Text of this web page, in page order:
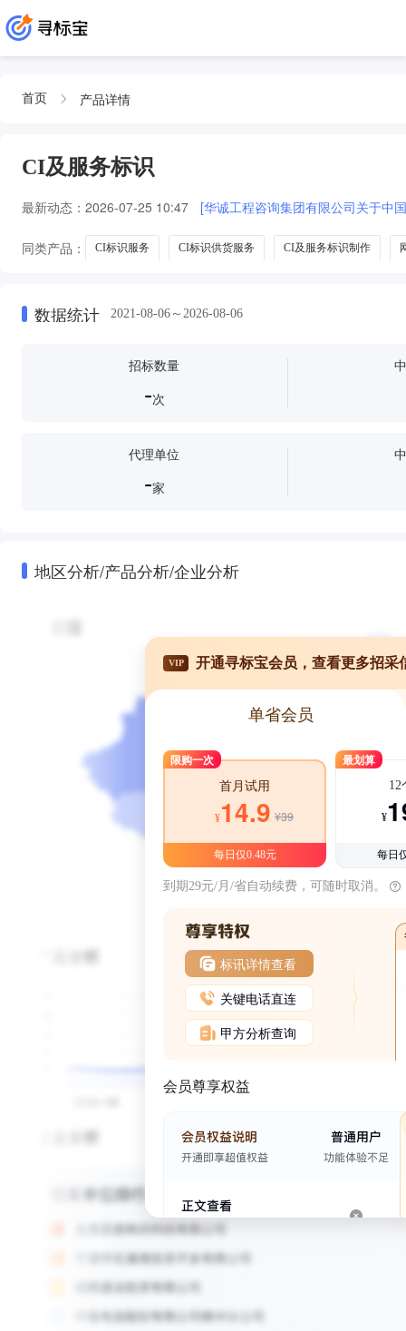
首页 产品详情
CI及服务标识
最新动态： 2026-07-25 10:47 [华诚工程咨询集团有限公司关于中
同类产品： CI标识服务 CI标识供货服务 CI及服务标识制作
数据统计 2021-08-06～2026-08-06
招标数量
-次
代理单位
-家
地区分析/产品分析/企业分析
VIP 开通寻标宝会员，查看更多招采
单省会员
限购一次
首月试用
¥14.9 ¥39
每日仅0.48元
最划算
12
¥
每日
到期29元/月/省自动续费，可随时取消。
标讯详情查看
关键电话直连
甲方分析查询
会员尊享权益